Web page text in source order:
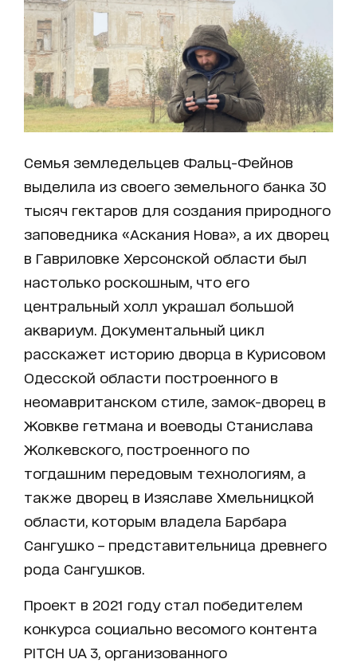
Семья земледельцев Фальц-Фейнов
выделила из своего земельного банка 30
тысяч гектаров для создания природного
заповедника «Аскания Нова», а их дворец
в Гавриловке Херсонской области был
настолько роскошным, что его
центральный холл украшал большой
аквариум. Документальный цикл
расскажет историю дворца в Курисовом
Одесской области построенного в
неомавританском стиле, замок-дворец в
Жовкве гетмана и воеводы Станислава
Жолкевского, построенного по
тогдашним передовым технологиям, а
также дворец в Изяславе Хмельницкой
области, которым владела Барбара
Сангушко – представительница древнего
рода Сангушков.
Проект в 2021 году стал победителем
конкурса социально весомого контента
PITCH UA 3, организованного